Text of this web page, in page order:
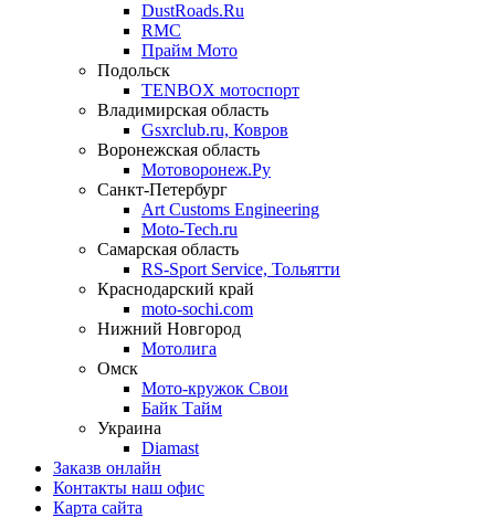
DustRoads.Ru
RMC
Прайм Мото
Подольск
TENBOX мотоспорт
Владимирская область
Gsxrclub.ru, Ковров
Воронежская область
Мотоворонеж.Ру
Санкт-Петербург
Art Customs Engineering
Moto-Tech.ru
Самарская область
RS-Sport Service, Тольятти
Краснодарский край
moto-sochi.com
Нижний Новгород
Мотолига
Омск
Мото-кружок Свои
Байк Тайм
Украина
Diamast
Заказв онлайн
Контакты наш офис
Карта сайта